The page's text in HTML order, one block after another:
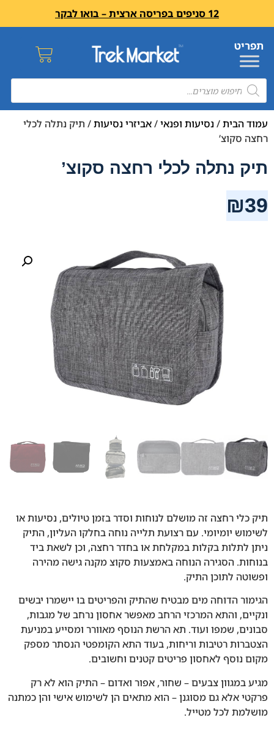
12 סניפים בפריסה ארצית – בואו לבקר
עמוד הבית/ נסיעות ופנאי/אביזרי נסיעות/ תיק נתלה לכלי
רחצה סקוצ’
תיק נתלה לכלי רחצה סקוצ’
₪39
תיק כלי רחצה זה מושלם לנוחות וסדר בזמן טיולים, נסיעות או
לשימוש יומיומי. עם רצועת תלייה נוחה בחלקו העליון, התיק
ניתן לתלות בקלות במקלחת או בחדר רחצה, וכן לשאת ביד
בנוחות. הסגירה הנוחה באמצעות סקוצ מקנה גישה מהירה
ופשוטה לתוכן התיק.
הגימור הדוחה מים מבטיח שהתיק והפריטים בו יישמרו יבשים
ונקיים, והתא המרכזי הרחב מאפשר אחסון נרחב של מגבות,
סבונים, שמפו ועוד. תא הרשת הנוסף מאוורר ומסייע במניעת
הצטברות רטיבות וריחות, בעוד התא הקומפטי הנסתר מספק
מקום נוסף לאחסון פריטים קטנים וחשובים.
מגיע במגוון צבעים – שחור, אפור ואדום – התיק הוא לא רק
פרקטי אלא גם מסוגנן – הוא מתאים הן לשימוש אישי והן כמתנה
מושלמת לכל מטייל.